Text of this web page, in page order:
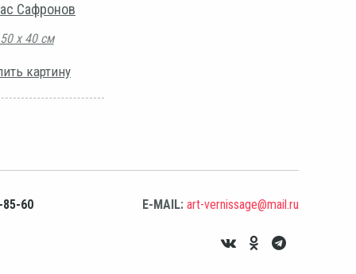
Сафронов
50 х 40 см
картину
85-60 E-MAIL: art-vernissage@mail.ru